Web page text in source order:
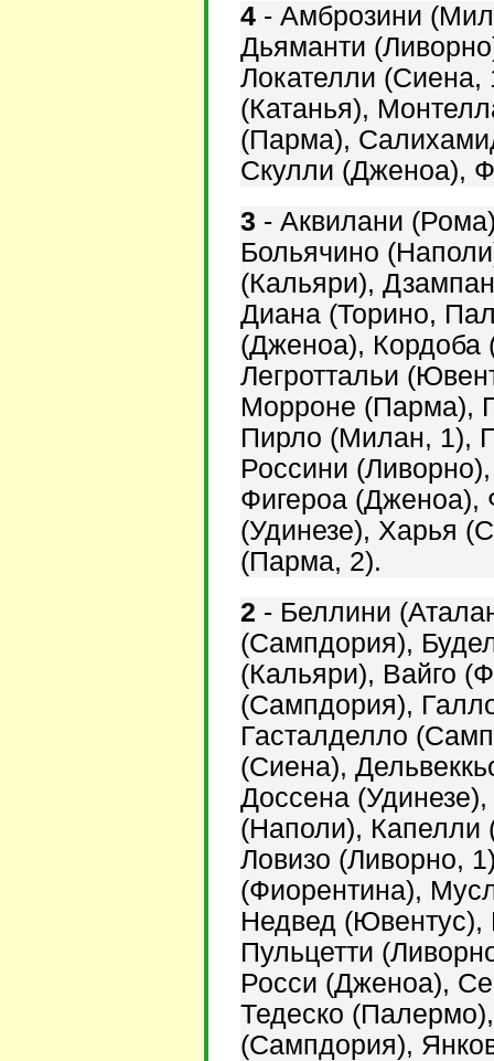
4 - Амброзини
Дьяманти
Локателли (Сиена,
(Катанья),
(Парма),
Скулли (Дженоа),
3 - Аквилани
Больячино
(Кальяри),
Диана (Торино,
(Дженоа), Кордоба
Легроттальи
Морроне (Парма),
Пирло (Милан, 1),
Россини
Фигероа (Дженоа),
(Удинезе), Харья
(Парма, 2).
2 - Беллини
(Сампдория),
(Кальяри), Вайго
(Сампдория),
Гасталделло
(Сиена),
Доссена
(Наполи), Капелли
Ловизо (Ливорно,
(Фиорентина),
Недвед
Пульцетти
Росси (Дженоа),
Тедеско
(Сампдория),